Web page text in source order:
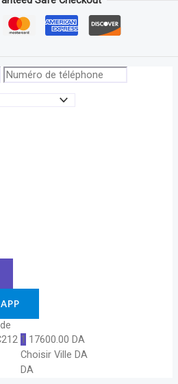
1 17600.00 DA
Choisir Ville DA
DA